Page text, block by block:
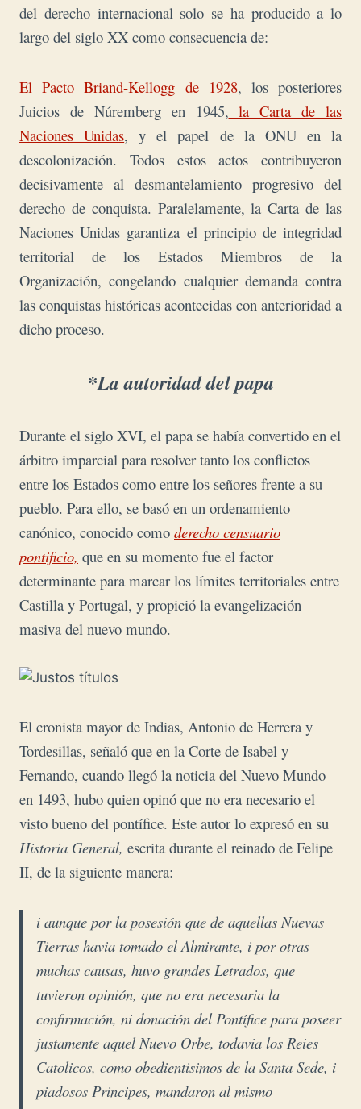
del derecho internacional solo se ha producido a lo
largo del siglo XX como consecuencia de:
El Pacto Briand-Kellogg de 1928, los posteriores
Juicios de Núremberg en 1945, la Carta de las
Naciones Unidas, y el papel de la ONU en la
descolonización. Todos estos actos contribuyeron
decisivamente al desmantelamiento progresivo del
derecho de conquista. Paralelamente, la Carta de las
Naciones Unidas garantiza el principio de integridad
territorial de los Estados Miembros de la
Organización, congelando cualquier demanda contra
las conquistas históricas acontecidas con anterioridad a
dicho proceso.
*La autoridad del papa
Durante el siglo XVI, el papa se había convertido en el
árbitro imparcial para resolver tanto los conflictos
entre los Estados como entre los señores frente a su
pueblo. Para ello, se basó en un ordenamiento
canónico, conocido como derecho censuario
pontificio, que en su momento fue el factor
determinante para marcar los límites territoriales entre
Castilla y Portugal, y propició la evangelización
masiva del nuevo mundo.
El cronista mayor de Indias, Antonio de Herrera y
Tordesillas, señaló que en la Corte de Isabel y
Fernando, cuando llegó la noticia del Nuevo Mundo
en 1493, hubo quien opinó que no era necesario el
visto bueno del pontífice. Este autor lo expresó en su
Historia General, escrita durante el reinado de Felipe
II, de la siguiente manera:
i aunque por la posesión que de aquellas Nuevas
Tierras havia tomado el Almirante, i por otras
muchas causas, huvo grandes Letrados, que
tuvieron opinión, que no era necesaria la
confirmación, ni donación del Pontífice para poseer
justamente aquel Nuevo Orbe, todavia los Reies
Catolicos, como obedientisimos de la Santa Sede, i
piadosos Principes, mandaron al mismo